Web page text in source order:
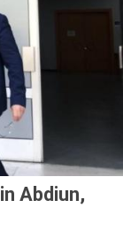
Abdiun,